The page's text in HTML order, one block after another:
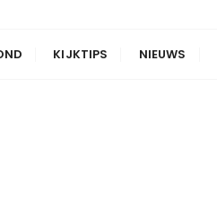
KIJKTIPS NIEUWS